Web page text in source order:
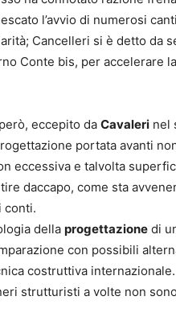
l’avvio di numerosi
Cancelleri si è detto da
Conte bis, per accelerare
eccepito da Cavaleri nel
portata avanti
eccessiva e talvolta
daccapo, come sta
conti.
della progettazione di
con possibili
costruttiva
strutturisti a volte non